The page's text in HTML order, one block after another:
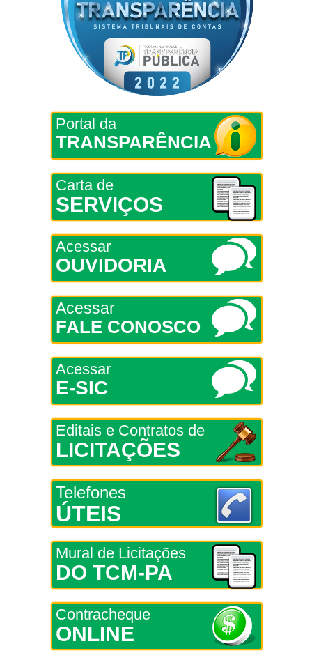
Portal da
TRANSPARÊNCIA
Carta de
SERVIÇOS
Acessar
OUVIDORIA
Acessar
FALE CONOSCO
Acessar
E-SIC
Editais e Contratos de
LICITAÇÕES
Telefones
ÚTEIS
Mural de Licitações
DO TCM-PA
Contracheque
ONLINE